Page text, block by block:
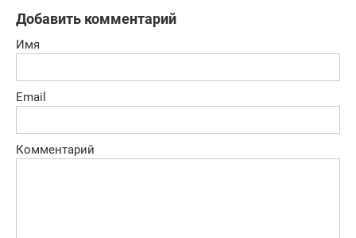
Добавить комментарий
Имя
Email
Комментарий